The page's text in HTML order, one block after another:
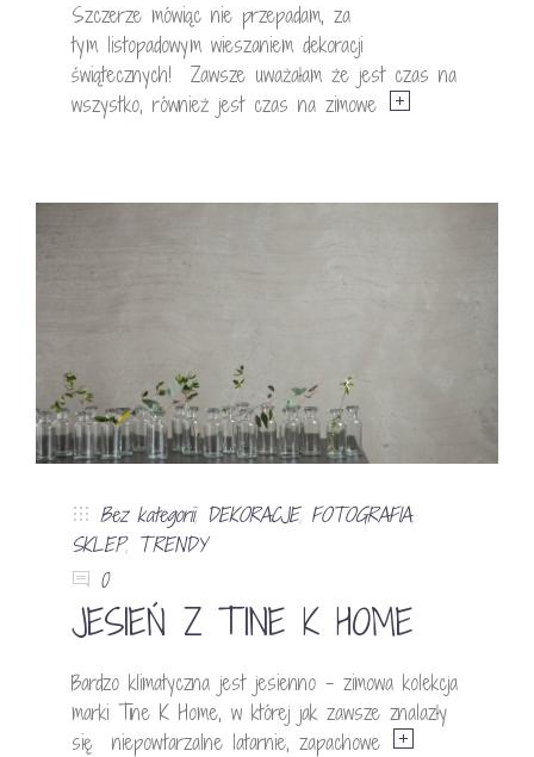
Szczerze mówiąc nie przepadam, za
tym listopadowym wieszaniem dekoracji
świątecznych! Zawsze uważałam że jest czas na
wszystko, również jest czas na zimowe
Bez kategorii, DEKORACJE, FOTOGRAFIA,
SKLEP, TRENDY
0
JESIEŃ Z TINE K HOME
Bardzo klimatyczna jest jesienno – zimowa kolekcja
marki Tine K Home, w której jak zawsze znalazły
się niepowtarzalne latarnie, zapachowe